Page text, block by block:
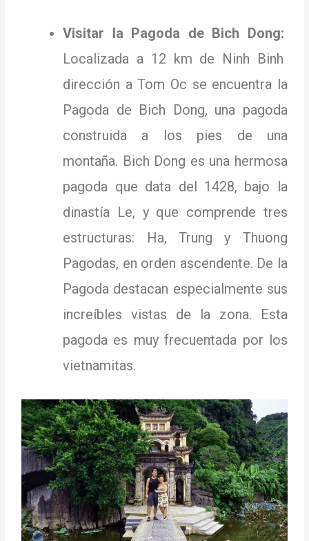
Visitar la Pagoda de Bich Dong:
Localizada a 12 km de Ninh Binh
dirección a Tom Oc se encuentra la
Pagoda de Bich Dong, una pagoda
construida a los pies de una
montaña. Bich Dong es una hermosa
pagoda que data del 1428, bajo la
dinastía Le, y que comprende tres
estructuras: Ha, Trung y Thuong
Pagodas, en orden ascendente. De la
Pagoda destacan especialmente sus
increíbles vistas de la zona. Esta
pagoda es muy frecuentada por los
vietnamitas.